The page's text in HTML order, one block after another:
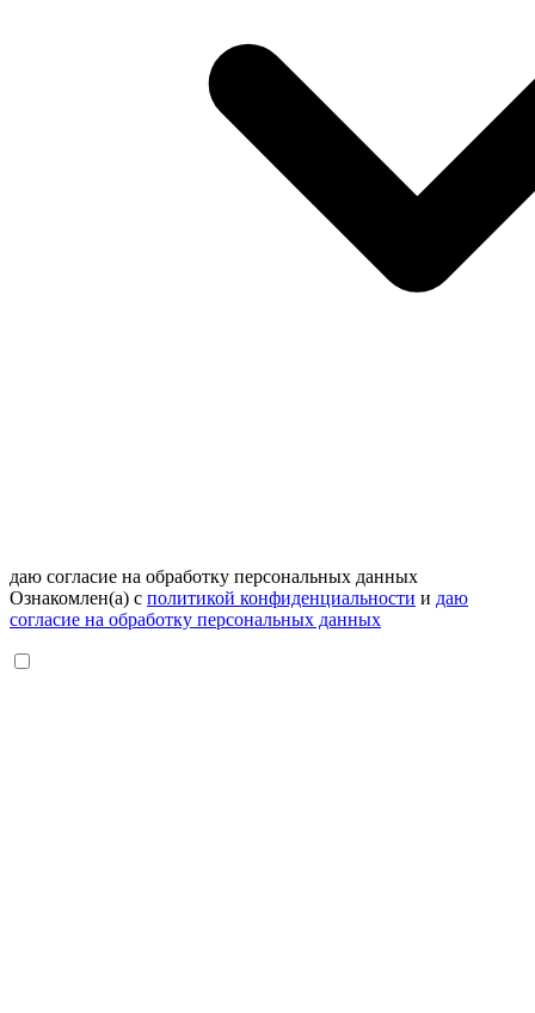
даю согласие на обработку персональных данных
Ознакомлен(а) с политикой конфиденциальности и даю
согласие на обработку персональных данных